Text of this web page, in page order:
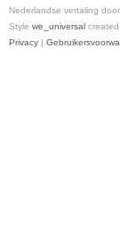
Nederlandse vertaling door
Style we_universal
Privacy |